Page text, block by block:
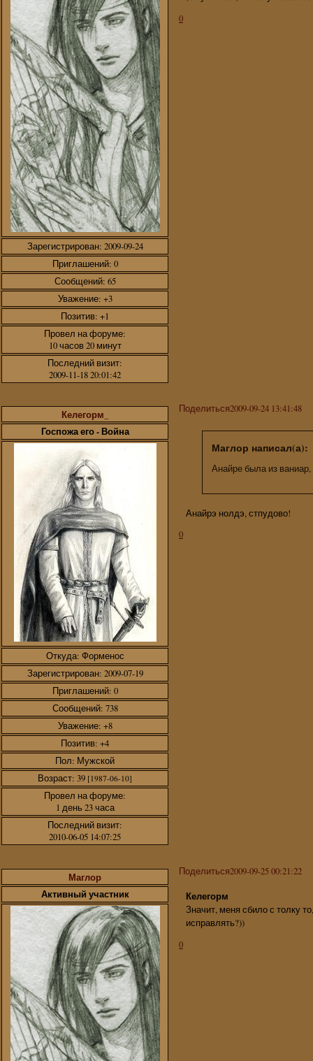
Зарегистрирован: 2009-09-24
Приглашений: 0
Сообщений: 65
Уважение: +3
Позитив: +1
Провел на форуме:
10 часов 20 минут
Последний визит:
2009-11-18 20:01:42
0
Поделиться2009-09-24 13:41:48
Келегорм_
Госпожа его - Война
Откуда: Форменос
Зарегистрирован: 2009-07-19
Приглашений: 0
Сообщений: 738
Уважение: +8
Позитив: +4
Пол: Мужской
Возраст: 39 [1987-06-10]
Провел на форуме:
1 день 23 часа
Последний визит:
2010-06-05 14:07:25
Маглор написал(а):
Анайре была из
Анайрэ нолдэ, стпудово!
0
Поделиться2009-09-25 00:21:22
Маглор
Активный участник
Келегорм
Значит, меня сбило с толку
исправлять?))
0